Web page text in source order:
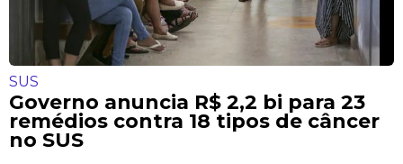
SUS
Governo anuncia R$ 2,2 bi para 23
remédios contra 18 tipos de câncer
no SUS